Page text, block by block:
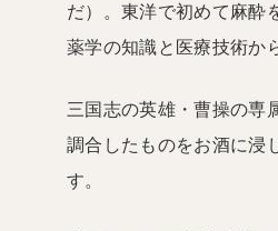
だ）。東洋で初めて麻酔
薬学の知識と医療技術か
三国志の英雄・曹操の専
調合したものをお酒に浸
す。